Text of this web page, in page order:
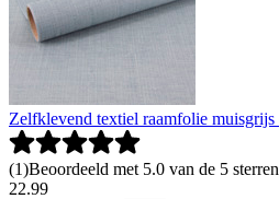
Zelfklevend textiel raamfolie
(1)Beoordeeld met 5.0 van de 5
22.99